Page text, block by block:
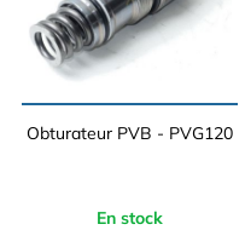
Obturateur PVB - PVG120
En stock